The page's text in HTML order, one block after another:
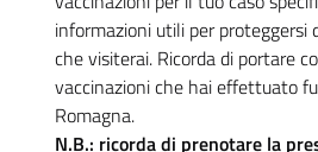
informazioni utili per proteggersi
che visiterai. Ricorda di portare
vaccinazioni che hai effettuato
Romagna.
N.B.: ricorda di prenotare la